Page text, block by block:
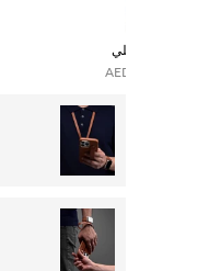
كحلي
AED 50